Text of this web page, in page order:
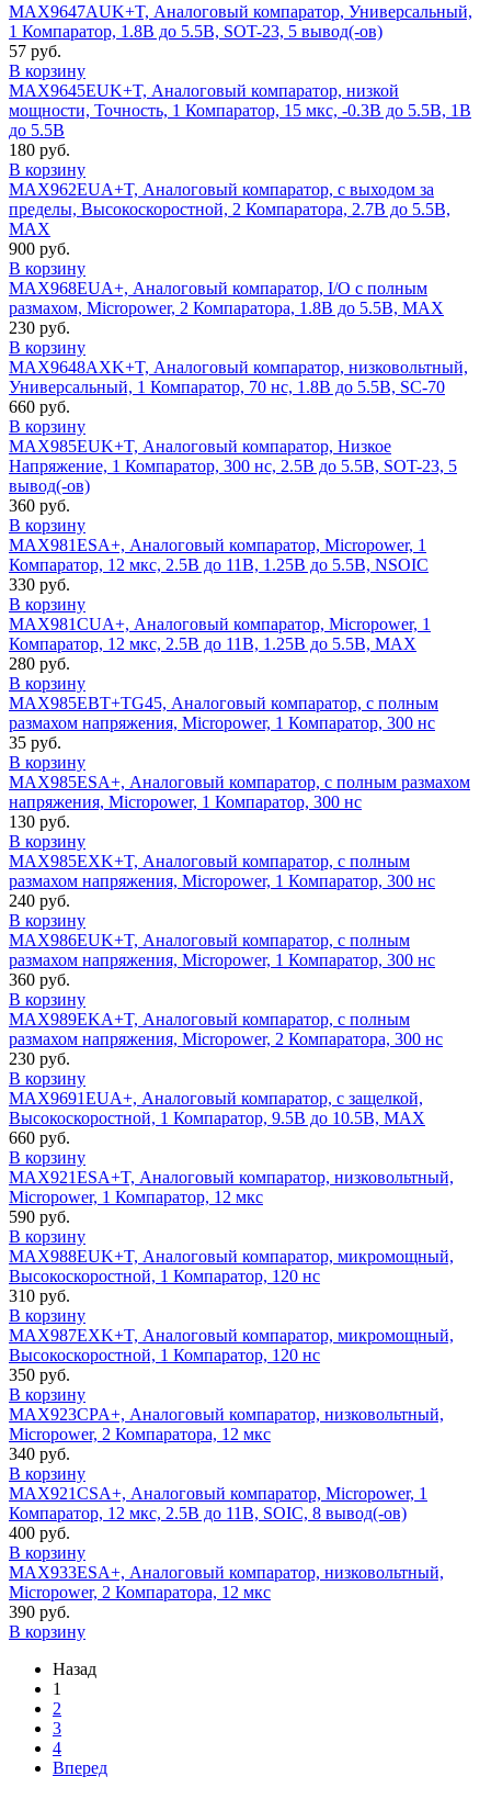
MAX9647AUK+T, Аналоговый компаратор, Универсальный,
1 Компаратор, 1.8В до 5.5В, SOT-23, 5 вывод(-ов)
57 руб.
В корзину
MAX9645EUK+T, Аналоговый компаратор, низкой
мощности, Точность, 1 Компаратор, 15 мкс, -0.3В до 5.5В, 1В
до 5.5В
180 руб.
В корзину
MAX962EUA+T, Аналоговый компаратор, с выходом за
пределы, Высокоскоростной, 2 Компаратора, 2.7В до 5.5В,
MAX
900 руб.
В корзину
MAX968EUA+, Аналоговый компаратор, I/O с полным
размахом, Micropower, 2 Компаратора, 1.8В до 5.5В, MAX
230 руб.
В корзину
MAX9648AXK+T, Аналоговый компаратор, низковольтный,
Универсальный, 1 Компаратор, 70 нс, 1.8В до 5.5В, SC-70
660 руб.
В корзину
MAX985EUK+T, Аналоговый компаратор, Низкое
Напряжение, 1 Компаратор, 300 нс, 2.5В до 5.5В, SOT-23, 5
вывод(-ов)
360 руб.
В корзину
MAX981ESA+, Аналоговый компаратор, Micropower, 1
Компаратор, 12 мкс, 2.5В до 11В, 1.25В до 5.5В, NSOIC
330 руб.
В корзину
MAX981CUA+, Аналоговый компаратор, Micropower, 1
Компаратор, 12 мкс, 2.5В до 11В, 1.25В до 5.5В, MAX
280 руб.
В корзину
MAX985EBT+TG45, Аналоговый компаратор, с полным
размахом напряжения, Micropower, 1 Компаратор, 300 нс
35 руб.
В корзину
MAX985ESA+, Аналоговый компаратор, с полным размахом
напряжения, Micropower, 1 Компаратор, 300 нс
130 руб.
В корзину
MAX985EXK+T, Аналоговый компаратор, с полным
размахом напряжения, Micropower, 1 Компаратор, 300 нс
240 руб.
В корзину
MAX986EUK+T, Аналоговый компаратор, с полным
размахом напряжения, Micropower, 1 Компаратор, 300 нс
360 руб.
В корзину
MAX989EKA+T, Аналоговый компаратор, с полным
размахом напряжения, Micropower, 2 Компаратора, 300 нс
230 руб.
В корзину
MAX9691EUA+, Аналоговый компаратор, с защелкой,
Высокоскоростной, 1 Компаратор, 9.5В до 10.5В, MAX
660 руб.
В корзину
MAX921ESA+T, Аналоговый компаратор, низковольтный,
Micropower, 1 Компаратор, 12 мкс
590 руб.
В корзину
MAX988EUK+T, Аналоговый компаратор, микромощный,
Высокоскоростной, 1 Компаратор, 120 нс
310 руб.
В корзину
MAX987EXK+T, Аналоговый компаратор, микромощный,
Высокоскоростной, 1 Компаратор, 120 нс
350 руб.
В корзину
MAX923CPA+, Аналоговый компаратор, низковольтный,
Micropower, 2 Компаратора, 12 мкс
340 руб.
В корзину
MAX921CSA+, Аналоговый компаратор, Micropower, 1
Компаратор, 12 мкс, 2.5В до 11В, SOIC, 8 вывод(-ов)
400 руб.
В корзину
MAX933ESA+, Аналоговый компаратор, низковольтный,
Micropower, 2 Компаратора, 12 мкс
390 руб.
В корзину
Назад
1
2
3
4
Вперед